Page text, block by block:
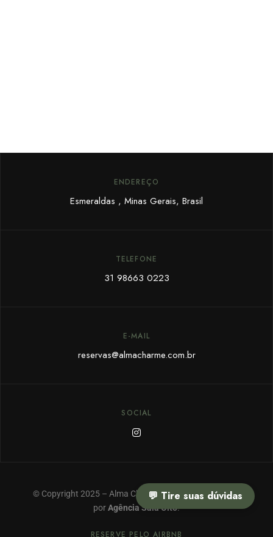
ENDEREÇO
Esmeraldas , Minas Gerais, Brasil
TELEFONE
31 98663 0223
E-MAIL
reservas@almacharme.com.br
SOCIAL
© Copyright 2025 – Alma Charme & SPA – Feito com ❤
porAgência Sala Oito.
RESERVE PELO AIRBNB
💬 Tire suas dúvidas